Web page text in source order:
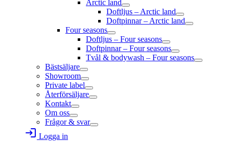
Arctic land
Doftljus – Arctic land
Doftpinnar – Arctic land
Four seasons
Doftljus – Four seasons
Doftpinnar – Four seasons
Tvål & bodywash – Four seasons
Bästsäljare
Showroom
Private label
Återförsäljare
Kontakt
Om oss
Frågor & svar
login Logga in